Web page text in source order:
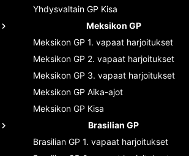
Yhdysvaltain GP Kisa
Meksikon GP
Meksikon GP 1. vapaat harjoitukset
Meksikon GP 2. vapaat harjoitukset
Meksikon GP 3. vapaat harjoitukset
Meksikon GP Aika-ajot
Meksikon GP Kisa
Brasilian GP
Brasilian GP 1. vapaat harjoitukset